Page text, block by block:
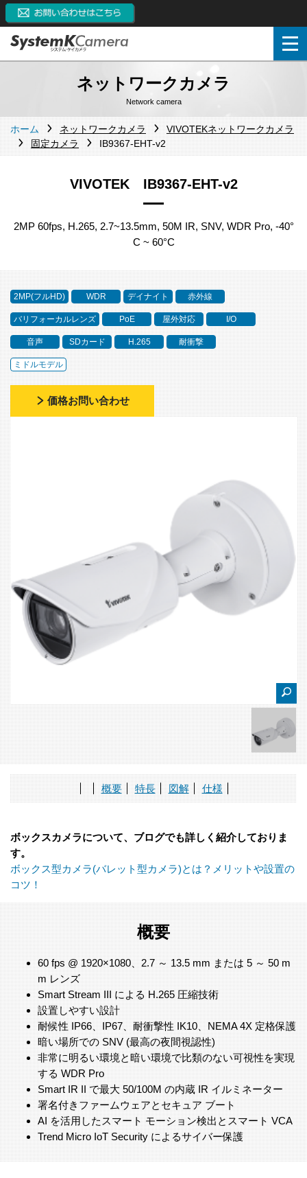
ネットワークカメラ
Network camera
ホーム ネットワークカメラ
VIVOTEKネットワークカメラ
固定カメラ
IB9367-EHT-v2
VIVOTEK IB9367-EHT-v2
2MP 60fps, H.265, 2.7~13.5mm, 50M IR, SNV, WDR Pro, -40°
C ~ 60°C
2MP(フルHD) WDR デイナイト 赤外線
バリフォーカルレンズ PoE 屋外対応 I/O
音声 SDカード H.265 耐衝撃
ミドルモデル
価格お問い合わせ
概要 特長 図解 仕様
ボックスカメラについて、ブログでも詳しく紹介しておりま
す。
ボックス型カメラ(バレット型カメラ)とは？メリットや設置の
コツ！
概要
60 fps @ 1920×1080、2.7 ～ 13.5 mm または 5 ～ 50 m
m レンズ
Smart Stream III による H.265 圧縮技術
設置しやすい設計
耐候性 IP66、IP67、耐衝撃性 IK10、NEMA 4X 定格保護
暗い場所での SNV (最高の夜間視認性)
非常に明るい環境と暗い環境で比類のない可視性を実現
する WDR Pro
Smart IR II で最大 50/100M の内蔵 IR イルミネーター
署名付きファームウェアとセキュア ブート
AI を活用したスマート モーション検出とスマート VCA
Trend Micro IoT Security によるサイバー保護